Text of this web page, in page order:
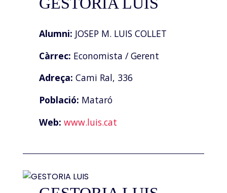
Alumni: JOSEP M. LUIS COLLET
Càrrec: Economista / Gerent
Adreça: Cami Ral, 336
Població: Mataró
Web: www.luis.cat